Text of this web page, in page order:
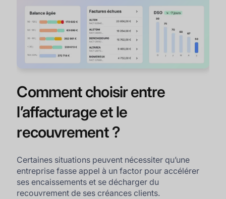
Comment choisir entre
l’affacturage et le
recouvrement ?
Certaines situations peuvent nécessiter qu’une
entreprise fasse appel à un factor pour accélérer
ses encaissements et se décharger du
recouvrement de ses créances clients.